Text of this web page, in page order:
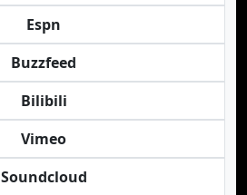
Espn
Buzzfeed
Bilibili
Vimeo
Soundcloud